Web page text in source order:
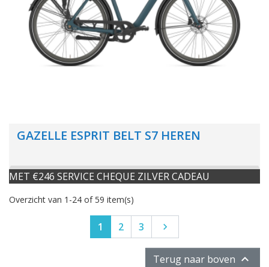
GAZELLE ESPRIT BELT S7 HEREN
MET €246 SERVICE CHEQUE ZILVER CADEAU
Overzicht van 1-24 of 59 item(s)
1 2 3 Volgende

Terug naar boven 